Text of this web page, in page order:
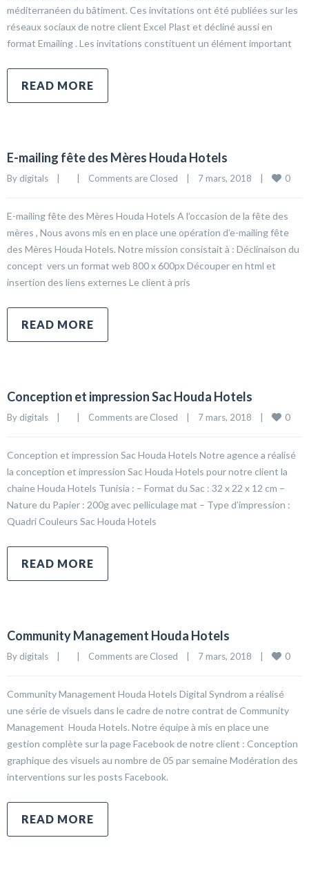
méditerranéen du bâtiment. Ces invitations ont été publiées sur les
réseaux sociaux de notre client Excel Plast et décliné aussi en
format Emailing . Les invitations constituent un élément important
READ MORE
E-mailing fête des Mères Houda Hotels
By digitals Comments are Closed 7 mars, 2018 0
E-mailing fête des Mères Houda Hotels A l’occasion de la fête des
mères , Nous avons mis en en place une opération d’e-mailing fête
des Mères Houda Hotels. Notre mission consistait à : Déclinaison du
concept vers un format web 800 x 600px Découper en html et
insertion des liens externes Le client à pris
READ MORE
Conception et impression Sac Houda Hotels
By digitals Comments are Closed 7 mars, 2018 0
Conception et impression Sac Houda Hotels Notre agence a réalisé
la conception et impression Sac Houda Hotels pour notre client la
chaine Houda Hotels Tunisia : – Format du Sac : 32 x 22 x 12 cm –
Nature du Papier : 200g avec pelliculage mat – Type d’impression :
Quadri Couleurs Sac Houda Hotels
READ MORE
Community Management Houda Hotels
By digitals Comments are Closed 7 mars, 2018 0
Community Management Houda Hotels Digital Syndrom a réalisé
une série de visuels dans le cadre de notre contrat de Community
Management Houda Hotels. Notre équipe à mis en place une
gestion complète sur la page Facebook de notre client : Conception
graphique des visuels au nombre de 05 par semaine Modération des
interventions sur les posts Facebook.
READ MORE